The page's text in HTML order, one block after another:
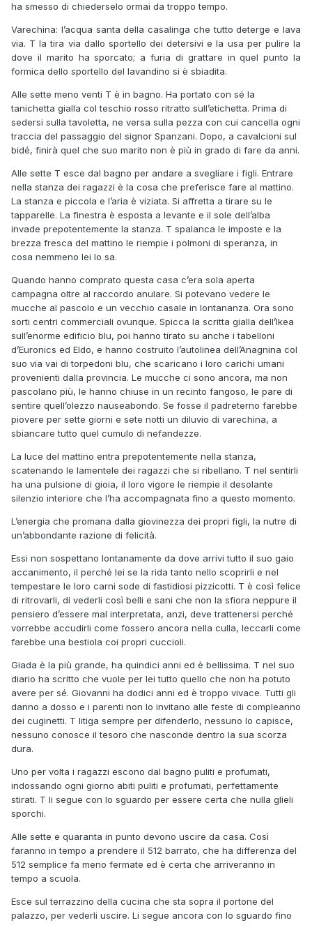
ha smesso di chiederselo ormai da troppo tempo.
Varechina: l’acqua santa della casalinga che tutto deterge e lava
via. T la tira via dallo sportello dei detersivi e la usa per pulire la
dove il marito ha sporcato; a furia di grattare in quel punto la
formica dello sportello del lavandino si è sbiadita.
Alle sette meno venti T è in bagno. Ha portato con sé la
tanichetta gialla col teschio rosso ritratto sull’etichetta. Prima di
sedersi sulla tavoletta, ne versa sulla pezza con cui cancella ogni
traccia del passaggio del signor Spanzani. Dopo, a cavalcioni sul
bidé, finirà quel che suo marito non è più in grado di fare da anni.
Alle sette T esce dal bagno per andare a svegliare i figli. Entrare
nella stanza dei ragazzi è la cosa che preferisce fare al mattino.
La stanza e piccola e l’aria è viziata. Si affretta a tirare su le
tapparelle. La finestra è esposta a levante e il sole dell’alba
invade prepotentemente la stanza. T spalanca le imposte e la
brezza fresca del mattino le riempie i polmoni di speranza, in
cosa nemmeno lei lo sa.
Quando hanno comprato questa casa c’era sola aperta
campagna oltre al raccordo anulare. Si potevano vedere le
mucche al pascolo e un vecchio casale in lontananza. Ora sono
sorti centri commerciali ovunque. Spicca la scritta gialla dell’Ikea
sull’enorme edificio blu, poi hanno tirato su anche i tabelloni
d’Euronics ed Eldo, e hanno costruito l’autolinea dell’Anagnina col
suo via vai di torpedoni blu, che scaricano i loro carichi umani
provenienti dalla provincia. Le mucche ci sono ancora, ma non
pascolano più, le hanno chiuse in un recinto fangoso, le pare di
sentire quell’olezzo nauseabondo. Se fosse il padreterno farebbe
piovere per sette giorni e sete notti un diluvio di varechina, a
sbiancare tutto quel cumulo di nefandezze.
La luce del mattino entra prepotentemente nella stanza,
scatenando le lamentele dei ragazzi che si ribellano. T nel sentirli
ha una pulsione di gioia, il loro vigore le riempie il desolante
silenzio interiore che l’ha accompagnata fino a questo momento.
L’energia che promana dalla giovinezza dei propri figli, la nutre di
un’abbondante razione di felicità.
Essi non sospettano lontanamente da dove arrivi tutto il suo gaio
accanimento, il perché lei se la rida tanto nello scoprirli e nel
tempestare le loro carni sode di fastidiosi pizzicotti. T è così felice
di ritrovarli, di vederli così belli e sani che non la sfiora neppure il
pensiero d’essere mal interpretata, anzi, deve trattenersi perché
vorrebbe accudirli come fossero ancora nella culla, leccarli come
farebbe una bestiola coi propri cuccioli.
Giada è la più grande, ha quindici anni ed è bellissima. T nel suo
diario ha scritto che vuole per lei tutto quello che non ha potuto
avere per sé. Giovanni ha dodici anni ed è troppo vivace. Tutti gli
danno a dosso e i parenti non lo invitano alle feste di compleanno
dei cuginetti. T litiga sempre per difenderlo, nessuno lo capisce,
nessuno conosce il tesoro che nasconde dentro la sua scorza
dura.
Uno per volta i ragazzi escono dal bagno puliti e profumati,
indossando ogni giorno abiti puliti e profumati, perfettamente
stirati. T li segue con lo sguardo per essere certa che nulla glieli
sporchi.
Alle sette e quaranta in punto devono uscire da casa. Così
faranno in tempo a prendere il 512 barrato, che ha differenza del
512 semplice fa meno fermate ed è certa che arriveranno in
tempo a scuola.
Esce sul terrazzino della cucina che sta sopra il portone del
palazzo, per vederli uscire. Li segue ancora con lo sguardo fino